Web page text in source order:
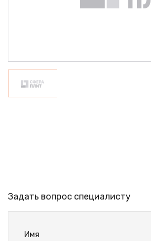
ФАНЕРА
Задать вопрос специалисту
Имя